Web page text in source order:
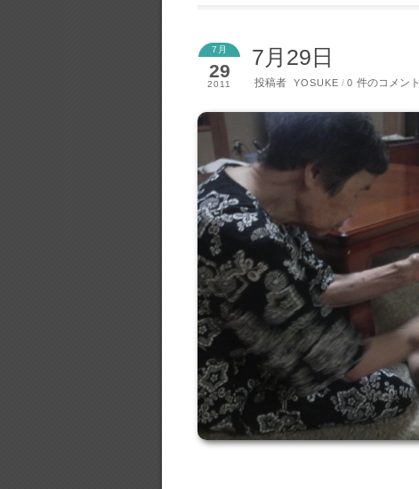
7月
29
2011
7月29日
投稿者 YOSUKE / 0 件のコメント